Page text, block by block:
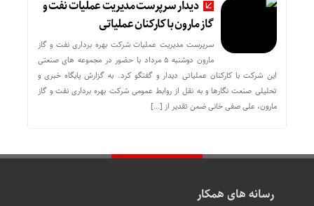
دیدار سرپرست مدیریت عملیات نفت و
گاز مارون با کارکنان عملیاتی
سرپرست مدیریت عملیات شرکت بهره برداری نفت و گاز
مارون دوشنبه ۵ مرداد با حضور در مجموعه های صنعتی
این شرکت با کارکنان عملیاتی دیدار و گفتگو کرد. به گزارش پایگاه خبری و
تحلیلی صنعت نگارها و به نقل از روابط عمومی شرکت بهره برداری نفت و گاز
مارون، علی صفی خانی ضمن تقدیر از […]
رسانه های همکار